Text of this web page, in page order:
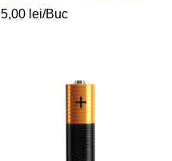
5,00 lei/Buc